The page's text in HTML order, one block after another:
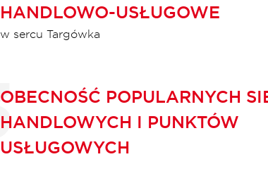
HANDLOWO-USŁUGOWE
w sercu Targówka
OBECNOŚĆ POPULARNYCH
HANDLOWYCH I PUNKTÓW
USŁUGOWYCH